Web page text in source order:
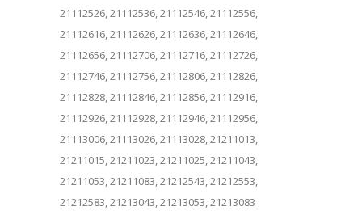
21112526, 21112536, 21112546, 21112556,
21112616, 21112626, 21112636, 21112646,
21112656, 21112706, 21112716, 21112726,
21112746, 21112756, 21112806, 21112826,
21112828, 21112846, 21112856, 21112916,
21112926, 21112928, 21112946, 21112956,
21113006, 21113026, 21113028, 21211013,
21211015, 21211023, 21211025, 21211043,
21211053, 21211083, 21212543, 21212553,
21212583, 21213043, 21213053, 21213083